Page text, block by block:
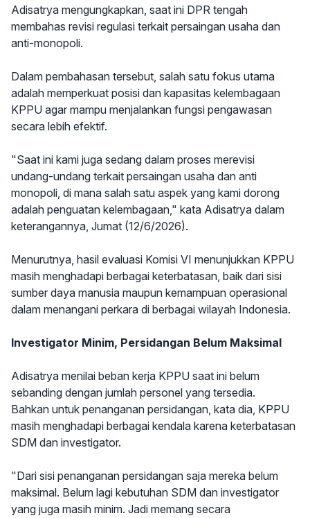
Adisatrya mengungkapkan, saat ini DPR tengah
membahas revisi regulasi terkait persaingan usaha dan
anti-monopoli.
Dalam pembahasan tersebut, salah satu fokus utama
adalah memperkuat posisi dan kapasitas kelembagaan
KPPU agar mampu menjalankan fungsi pengawasan
secara lebih efektif.
"Saat ini kami juga sedang dalam proses merevisi
undang-undang terkait persaingan usaha dan anti
monopoli, di mana salah satu aspek yang kami dorong
adalah penguatan kelembagaan," kata Adisatrya dalam
keterangannya, Jumat (12/6/2026).
Menurutnya, hasil evaluasi Komisi VI menunjukkan KPPU
masih menghadapi berbagai keterbatasan, baik dari sisi
sumber daya manusia maupun kemampuan operasional
dalam menangani perkara di berbagai wilayah Indonesia.
Investigator Minim, Persidangan Belum Maksimal
Adisatrya menilai beban kerja KPPU saat ini belum
sebanding dengan jumlah personel yang tersedia.
Bahkan untuk penanganan persidangan, kata dia, KPPU
masih menghadapi berbagai kendala karena keterbatasan
SDM dan investigator.
"Dari sisi penanganan persidangan saja mereka belum
maksimal. Belum lagi kebutuhan SDM dan investigator
yang juga masih minim. Jadi memang secara